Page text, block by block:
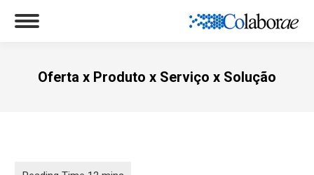
Oferta x Produto x Serviço x Solução